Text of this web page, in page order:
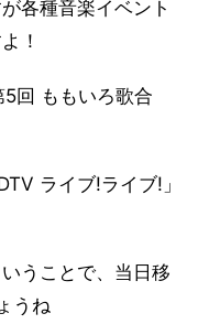
各種音楽イベント
！
回 ももいろ歌合
ライブ!ライブ!」
うことで、当日移
うね